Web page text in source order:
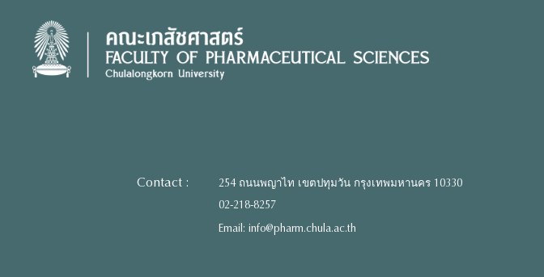
content
Contact :
254 ถนนพญาไท เขตปทุมวัน กรุงเทพมหานคร 10330
02-218-8257
Email: info@pharm.chula.ac.th